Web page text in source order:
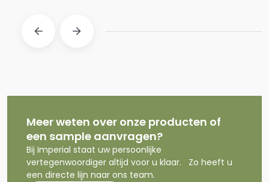
Meer weten over onze producten of
een sample aanvragen?
Bij Imperial staat uw persoonlijke
vertegenwoordiger altijd voor u klaar. Zo heeft u
een directe lijn naar ons team.